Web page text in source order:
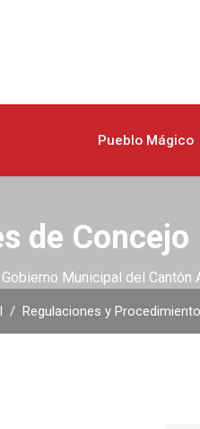
Pueblo Mágico
de Concejo
Gobierno Municipal del Cantón
Regulaciones y